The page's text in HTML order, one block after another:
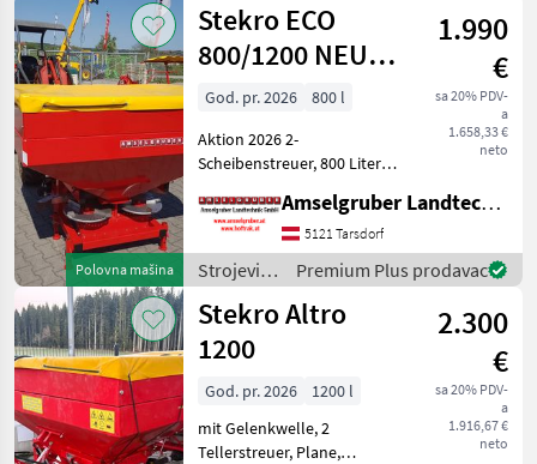
Kategorija 4 Država Filteri
TRENUTNA
PUTANJA
Poljoprivredna
tehnika
Strojevi Za
Dubrenje
Gnojenje I
Navodnjavanje
Rasipaci
Mineralnog
Dubriva
Stekro
IZABERITE
KATEGORIJU
Resetuj
Prikaži 6
Polovna mašina
Stekro ECO
800/1200 NEU
AKTION
1.990
€
sa 20% PDV-
a
1.658,33 €
neto
God. pr. 2026
800 l
Aktion 2026 2-
Scheibenstreuer, 800 Liter
Edelstahlwurfscheiben,
Streuweite 10-18 Meter,
Hydraulische
Schieberbetätigung,
Streuscheiben, Streusc
Amselgruber Landtechnik GmbH
5121 Tarsdorf
Strojevi
za
đubrenje,
gnojenje i
navodnjavanje
/ Stekro
Premium Plus prodavac
Stekro Altro
1200
2.300
€
sa 20% PDV-
a
1.916,67 €
neto
God. pr. 2026
1200 l
mit Gelenkwelle, 2
Tellerstreuer, Plane,